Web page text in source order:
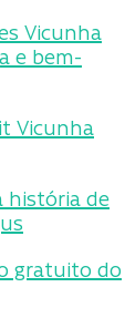
Vicunha
e bem-
Vicunha
história de
gratuito do